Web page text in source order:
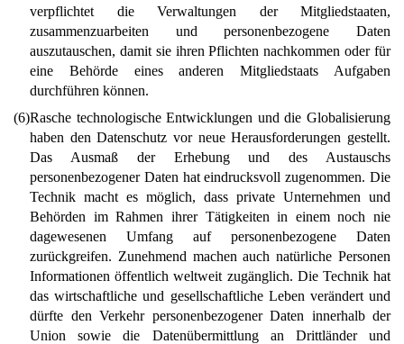
verpflichtet die Verwaltungen der Mitgliedstaaten,
zusammenzuarbeiten und personenbezogene Daten
auszutauschen, damit sie ihren Pflichten nachkommen oder für
eine Behörde eines anderen Mitgliedstaats Aufgaben
durchführen können.
(6)Rasche technologische Entwicklungen und die Globalisierung
haben den Datenschutz vor neue Herausforderungen gestellt.
Das Ausmaß der Erhebung und des Austauschs
personenbezogener Daten hat eindrucksvoll zugenommen. Die
Technik macht es möglich, dass private Unternehmen und
Behörden im Rahmen ihrer Tätigkeiten in einem noch nie
dagewesenen Umfang auf personenbezogene Daten
zurückgreifen. Zunehmend machen auch natürliche Personen
Informationen öffentlich weltweit zugänglich. Die Technik hat
das wirtschaftliche und gesellschaftliche Leben verändert und
dürfte den Verkehr personenbezogener Daten innerhalb der
Union sowie die Datenübermittlung an Drittländer und